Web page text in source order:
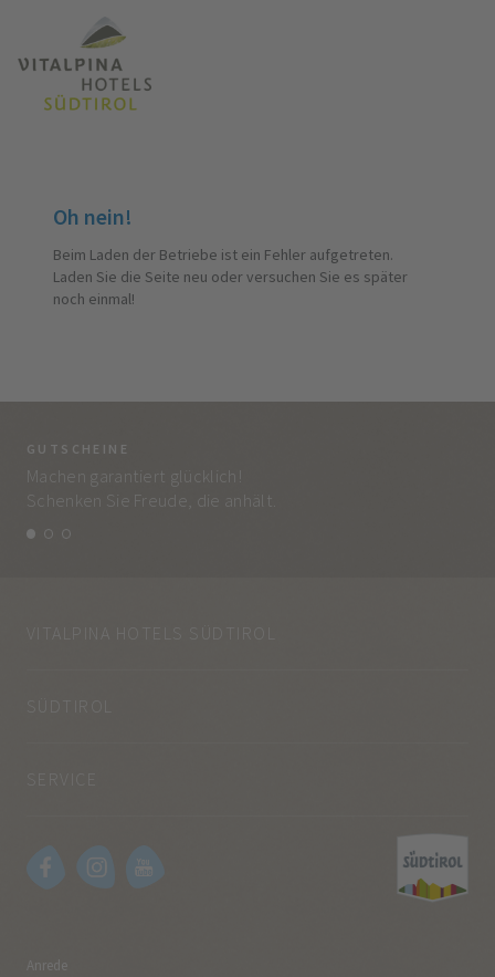
Oh nein!
Beim Laden der Betriebe ist ein Fehler aufgetreten.
Laden Sie die Seite neu oder versuchen Sie es später
noch einmal!
GUTSCHEINE
Machen garantiert glücklich!
Schenken Sie Freude, die anhält.
VITALPINA HOTELS SÜDTIROL
Anrede